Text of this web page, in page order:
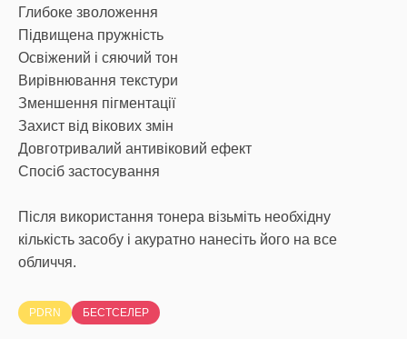
Глибоке зволоження
Підвищена пружність
Освіжений і сяючий тон
Вирівнювання текстури
Зменшення пігментації
Захист від вікових змін
Довготривалий антивіковий ефект
Спосіб застосування
Після використання тонера візьміть необхідну
кількість засобу і акуратно нанесіть його на все
обличчя.
PDRN БЕСТСЕЛЕР